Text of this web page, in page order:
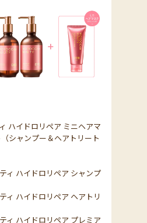
ハイドロリペア ミニヘアマ
シャンプー＆ヘアトリート
ィ ハイドロリペア シャンプ
ィ ハイドロリペア ヘアトリ
ィ ハイドロリペア プレミア